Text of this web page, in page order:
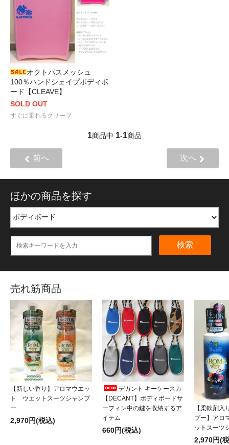
オクトパスメッシュ
100％ハンドシェイプボディボ
ード【CLEAVE】
SOLD OUT
すぐに乗れるクリーブ
1商品中 1-1商品
前へ 次へ
ほかの商品を探す
検索
売れ筋商品
【新しい香り】アロマウエッ
ト ウエットスーツシャンプ
ー
2,970円(税込)
デカント キーケースカ
【DECANT】ボディボードサ
ーフィン中の鍵を収納するア
イテム
660円(税込)
【柔軟剤入
プー】アロ
ットスーツ
2,970円(